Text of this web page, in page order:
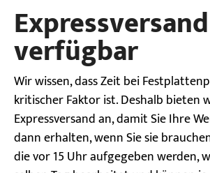
Expressversand
verfügbar
Wir wissen, dass Zeit bei
kritischer Faktor ist. Deshalb bieten
Expressversand an, damit Sie Ihre
dann erhalten, wenn Sie sie
die vor 15 Uhr aufgegeben werden,